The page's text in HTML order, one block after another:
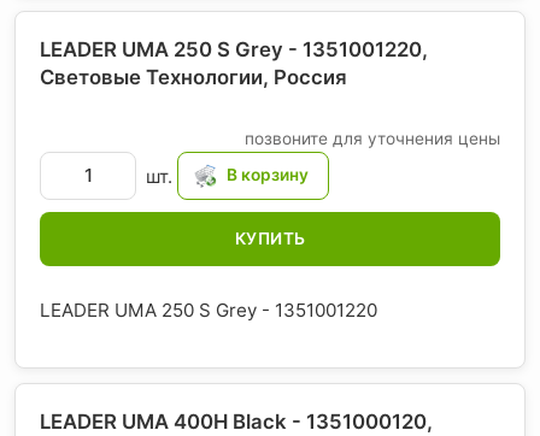
LEADER UMA 250 S Grey - 1351001220,
Световые Технологии, Россия
позвоните для уточнения цены
шт.
КУПИТЬ
LEADER UMA 250 S Grey - 1351001220
LEADER UMA 400H Black - 1351000120,